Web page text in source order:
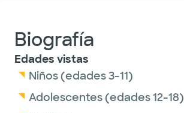
Biografía
Edades vistas
Niños (edades 3-11)
Adolescentes (edades 12-18)